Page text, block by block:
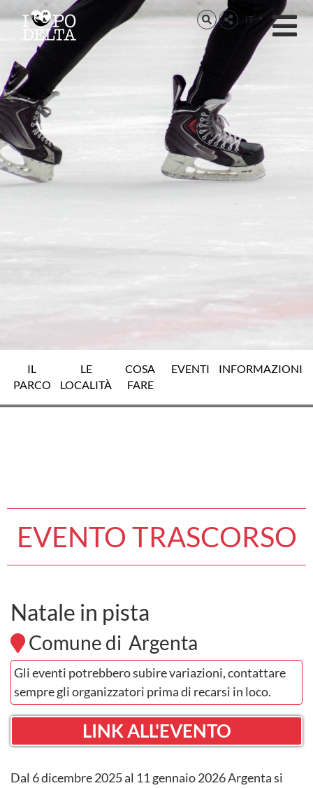
Delta del Po
Delta del Po
IT
IL
PARCO
LE
LOCALITÀ
COSA
FARE
EVENTI INFORMAZIONI
EVENTO TRASCORSO
Natale in pista
Comune di Argenta
Gli eventi potrebbero subire variazioni, contattare
sempre gli organizzatori prima di recarsi in loco.
LINK ALL'EVENTO
Dal 6 dicembre 2025 al 11 gennaio 2026 Argenta si